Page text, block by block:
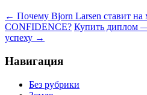
← Почему Bjorn Larsen ставит
CONFIDENCE? Купить диплом
успеху →
Навигация
Без рубрики